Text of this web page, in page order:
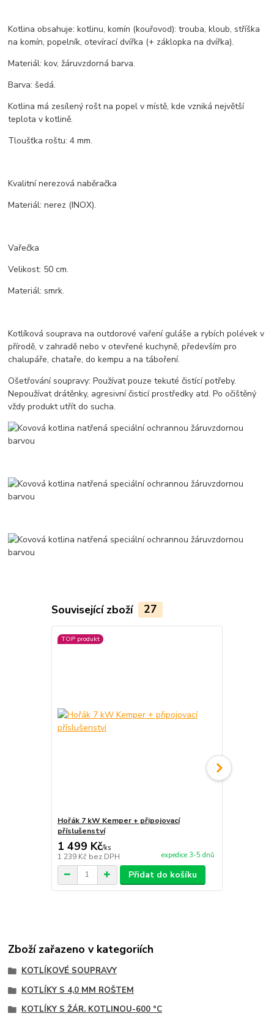
Kotlina obsahuje: kotlinu, komín (kouřovod): trouba, kloub, stříška
na komín, popelník, otevírací dvířka (+ záklopka na dvířka).
Materiál: kov, žáruvzdorná barva.
Barva: šedá.
Kotlina má zesílený rošt na popel v místě, kde vzniká největší
teplota v kotlině.
Tloušťka roštu: 4 mm.
Kvalitní nerezová naběračka
Materiál: nerez (INOX).
Vařečka
Velikost: 50 cm.
Materiál: smrk.
Kotlíková souprava na outdorové vaření guláše a rybích polévek v
přírodě, v zahradě nebo v otevřené kuchyně, především pro
chalupáře, chataře, do kempu a na táboření.
Ošetřování soupravy: Používat pouze tekuté čistící potřeby.
Nepoužívat drátěnky, agresivní čisticí prostředky atd. Po očištěný
vždy produkt utřít do sucha.
Související zboží 27
TOP produkt
Hořák 7 kW Kemper + připojovací
příslušenství
1 499 Kč/ks
1 239 Kč bez DPH expedice 3-5 dnů
Přidat do košíku
Zboží zařazeno v kategoriích
KOTLÍKOVÉ SOUPRAVY
KOTLÍKY S 4,0 MM ROŠTEM
KOTLÍKY S ŽÁR. KOTLINOU-600 °C